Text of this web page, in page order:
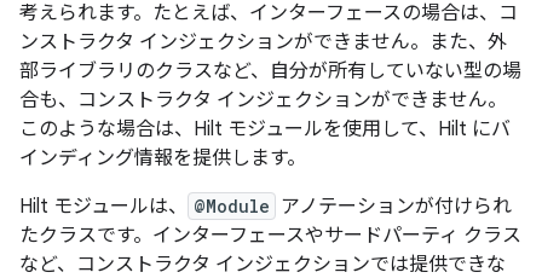
考えられます。たとえば、インターフェースの場合は、コ
ンストラクタ インジェクションができません。また、外
部ライブラリのクラスなど、自分が所有していない型の場
合も、コンストラクタ インジェクションができません。
このような場合は、Hilt モジュールを使用して、Hilt にバ
インディング情報を提供します。
Hilt モジュールは、
@Module アノテーションが付けられ
たクラスです。インターフェースやサードパーティ クラス
など、コンストラクタ インジェクションでは提供できな